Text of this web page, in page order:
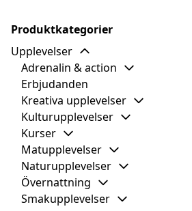
Produktkategorier
Upplevelser
Adrenalin & action
Erbjudanden
Kreativa upplevelser
Kulturupplevelser
Kurser
Matupplevelser
Naturupplevelser
Övernattning
Smakupplevelser